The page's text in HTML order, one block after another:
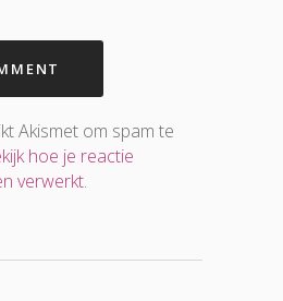
Akismet om spam te
hoe je reactie
verwerkt.